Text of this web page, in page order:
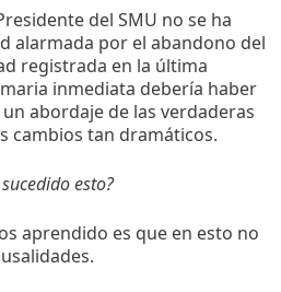
del SMU no se ha
alarmada por el abandono del
registrada en la última
inmediata debería haber
abordaje de las verdaderas
cambios tan dramáticos.
esto?
aprendido es que en esto no